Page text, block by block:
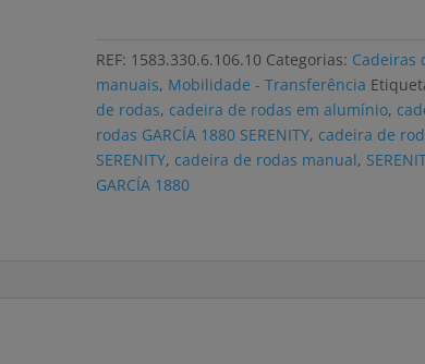
GARCÍA
SERENITY
alumínio
REF: 1583.330.6.106.10 Categorias: Cadeiras
manuais, Mobilidade - Transferência
de rodas, cadeira de rodas em alumínio,
rodas GARCÍA 1880 SERENITY, cadeira de
SERENITY, cadeira de rodas manual,
GARCÍA 1880